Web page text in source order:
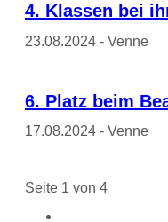
4. Klassen bei
23.08.2024 - Venne
6. Platz beim
17.08.2024 - Venne
Seite 1 von 4